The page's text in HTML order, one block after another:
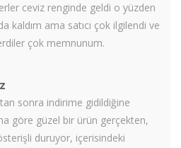
ceviz renginde geldi o yüzden
kaldım ama satıcı çok ilgilendi ve
çok memnunum.
sonra indirime gidildiğine
göre güzel bir ürün gerçekten,
duruyor, içerisindeki